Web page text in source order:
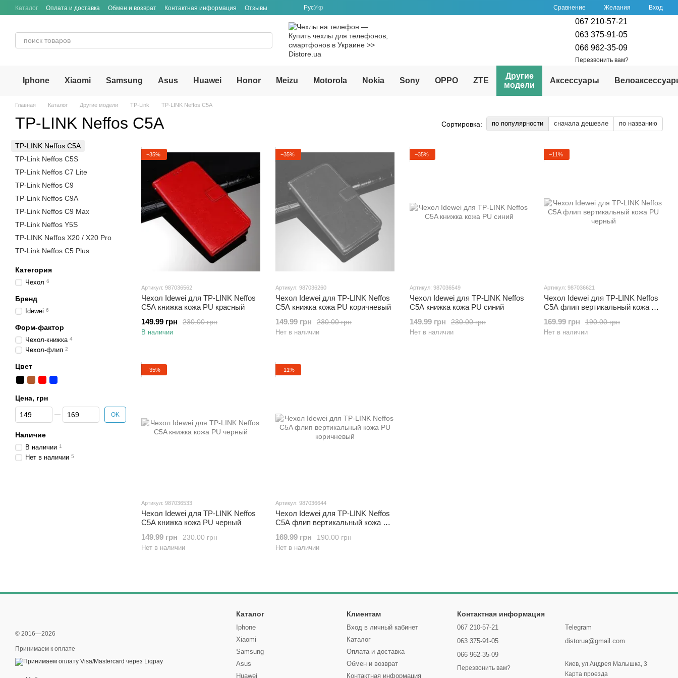
Перейти к основному контенту
Каталог Оплата и доставка Обмен и возврат Контактная информация Отзывы РусУкр Сравнение Желания Вход
067 210-57-21
063 375-91-05
066 962-35-09
Перезвонить вам?
Iphone Xiaomi Samsung Asus Huawei Honor Meizu Motorola Nokia Sony OPPO ZTE
Другие
модели
Аксессуары
Главная Каталог Другие модели TP-Link TP-LINK Neffos C5A
TP-LINK Neffos C5A Сортировка: по популярности сначала дешевле по названию
−35%
Артикул: 987036562
Чехол Idewei для TP-LINK Neffos
C5A книжка кожа PU красный
230.00 грн
149.99 грн
В наличии
−35%
Артикул: 987036260
Чехол Idewei для TP-LINK Neffos
C5A книжка кожа PU коричневый
230.00 грн
149.99 грн
Нет в наличии
−35%
Артикул: 987036549
Чехол Idewei для TP-LINK Neffos
C5A книжка кожа PU синий
230.00 грн
149.99 грн
Нет в наличии
−11%
Артикул: 987036621
Чехол Idewei для TP-LINK Neffos
C5A флип вертикальный кожа PU
190.00 грн
169.99 грн
Нет в наличии
−35%
Артикул: 987036533
Чехол Idewei для TP-LINK Neffos
C5A книжка кожа PU черный
230.00 грн
149.99 грн
Нет в наличии
−11%
Артикул: 987036644
Чехол Idewei для TP-LINK Neffos
C5A флип вертикальный кожа PU
190.00 грн
169.99 грн
Нет в наличии
TP-LINK Neffos C5A
TP-Link Neffos C5S
TP-Link Neffos C7 Lite
TP-Link Neffos C9
TP-Link Neffos C9A
TP-Link Neffos C9 Max
TP-Link Neffos Y5S
TP-LINK Neffos X20 / X20 Pro
TP-Link Neffos C5 Plus
Категория
Чехол 6
Бренд
Idewei 6
Форм-фактор
Чехол-книжка 4
Чехол-флип 2
Цвет
Цена, грн
От Цена, грн
До Цена, грн OK
Наличие
В наличии 1
Нет в наличии 5
© 2016—2026
Принимаем к оплате
Каталог
Iphone
Xiaomi
Samsung
Asus
Huawei
Клиентам
Вход в личный кабинет
Каталог
Оплата и доставка
Обмен и возврат
Контактная информация
Контактная информация
067 210-57-21
063 375-91-05
066 962-35-09
Перезвонить вам?
Telegram
distorua@gmail.com
Киев, ул.Андрея Малышка, 3
Карта проезда